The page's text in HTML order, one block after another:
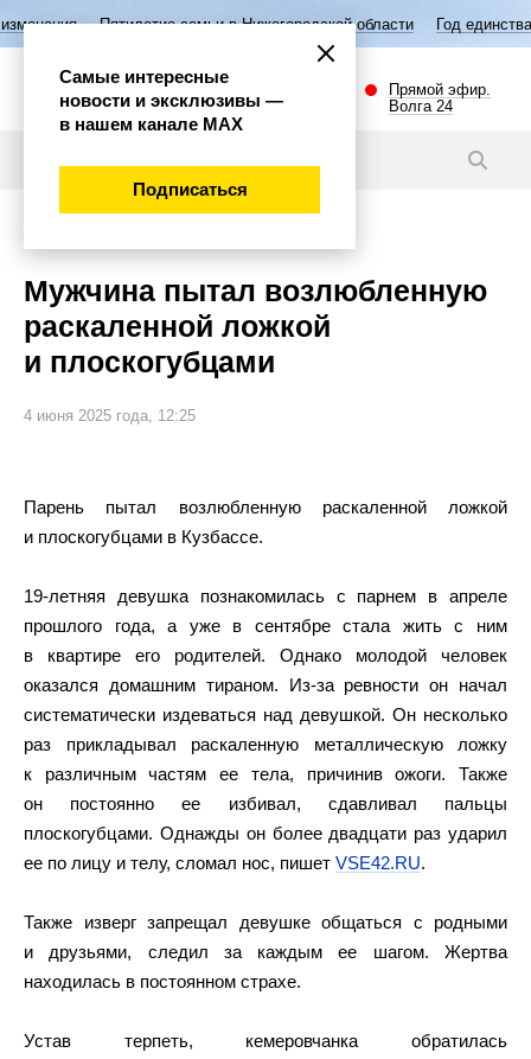
семьи в Нижегородской области Год единства народов России
Прямой эфир.
Волга 24
Мужчина пытал возлюбленную
раскаленной ложкой
и плоскогубцами
4 июня 2025 года, 12:25
Парень пытал возлюбленную раскаленной ложкой
и плоскогубцами в Кузбассе.
19-летняя девушка познакомилась с парнем в апреле
прошлого года, а уже в сентябре стала жить с ним
в квартире его родителей. Однако молодой человек
оказался домашним тираном. Из-за ревности он начал
систематически издеваться над девушкой. Он несколько
раз прикладывал раскаленную металлическую ложку
к различным частям ее тела, причинив ожоги. Также
он постоянно ее избивал, сдавливал пальцы
плоскогубцами. Однажды он более двадцати раз ударил
ее по лицу и телу, сломал нос, пишет VSE42.RU.
Также изверг запрещал девушке общаться с родными
и друзьями, следил за каждым ее шагом. Жертва
находилась в постоянном страхе.
Устав терпеть, кемеровчанка обратилась
Самые интересные
новости и эксклюзивы —
в нашем канале МАХ
Подписаться